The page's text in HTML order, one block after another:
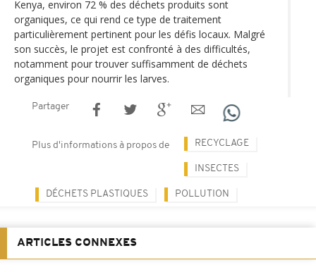
Kenya, environ 72 % des déchets produits sont
organiques, ce qui rend ce type de traitement
particulièrement pertinent pour les défis locaux. Malgré
son succès, le projet est confronté à des difficultés,
notamment pour trouver suffisamment de déchets
organiques pour nourrir les larves.
Partager
Plus d'informations à propos de RECYCLAGE
INSECTES
DÉCHETS PLASTIQUES POLLUTION
ARTICLES CONNEXES